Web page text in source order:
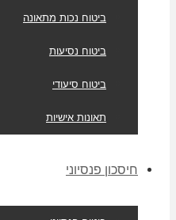
ביטוח נכות מתאונה
ביטוח נסיעות
ביטוח סיעודי
תאונות אישיות
חיסכון פנסיוני